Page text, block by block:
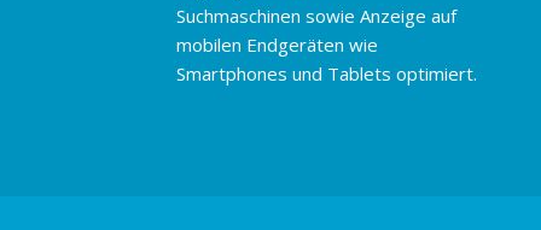
Suchmaschinen sowie Anzeige auf
mobilen Endgeräten wie
Smartphones und Tablets optimiert.